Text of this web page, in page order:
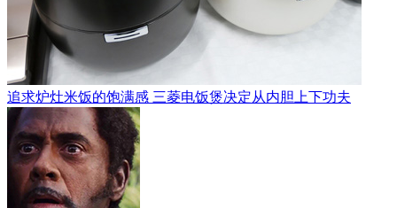
追求炉灶米饭的饱满感 三菱电饭煲决定从内胆上下功夫